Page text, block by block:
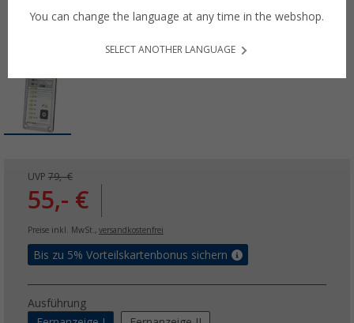
UVP 79,- €
55,- €
Preise inkl. MwSt., versandkostenfrei
Bis zu 5% Vorteilskartenbonus sichern
Ausführung
You can change the language at any time in the webshop.
SELECT ANOTHER LANGUAGE